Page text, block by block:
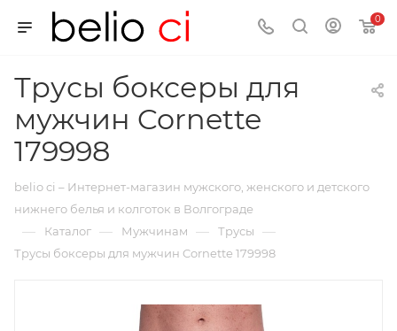
0
Трусы боксеры для
мужчин Cornette
179998
belio ci – Интернет-магазин мужского, женского и детского
нижнего белья и колготок в Волгограде
— Каталог — Мужчинам — Трусы —
Трусы боксеры для мужчин Cornette 179998